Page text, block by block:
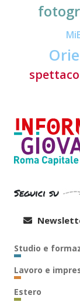
Seguici su
Studio e
Lavoro e
Estero